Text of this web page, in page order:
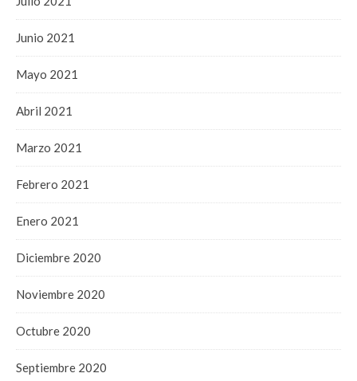
Junio 2021
Mayo 2021
Abril 2021
Marzo 2021
Febrero 2021
Enero 2021
Diciembre 2020
Noviembre 2020
Octubre 2020
Septiembre 2020